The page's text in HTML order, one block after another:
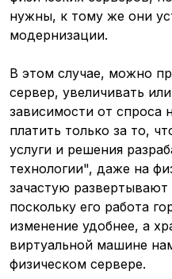
нужны, к тому же они
модернизации.
В этом случае, можно
сервер, увеличивать
зависимости от спроса
платить только за то,
услуги и решения
технологии", даже на
зачастую
поскольку его работа
изменение удобнее, а
виртуальной машине
физическом сервере.